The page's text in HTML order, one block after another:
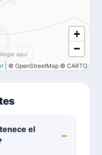
+
−
© OpenStreetMap © CARTO
aquí
el